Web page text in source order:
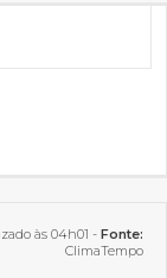
às 04h01 - Fonte:
ClimaTempo